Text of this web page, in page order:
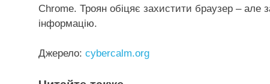
Chrome. Троян обіцяє захистити браузер – але
інформацію.
Джерело: cybercalm.org